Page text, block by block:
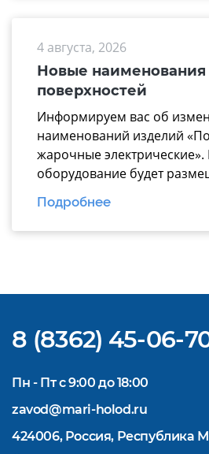
надежные технологические
модули работают по
презентацию вошли
эффективной
4 августа, 2026
Новые
поверхностей
Информируем вас об
наименований изделий
жарочные электрические».
оборудование будет
официальном
сайте https://
Дилерском разделе
Подробнее
8 (8362) 45-06-
Пн - Пт с 9:00 до 18:00
zavod@mari-holod.ru
424006, Россия, Республика